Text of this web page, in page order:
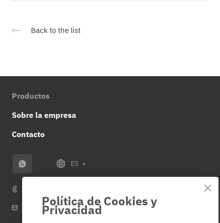
Back to the list
Productos
Sobre la empresa
Contacto
ES
info@veza-e.es
Política de Cookies y
Privacidad